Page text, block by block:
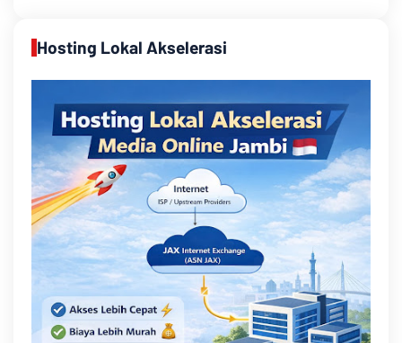
Hosting Lokal Akselerasi